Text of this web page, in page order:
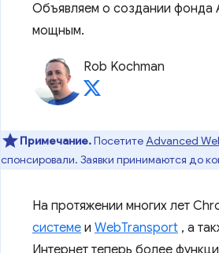
Объявляем о создании фонда
мощным.
Rob Kochman
Примечание.ПосетитеAdvanced
спонсировали. Заявки принимаются до
На протяжении многих лет
системе и WebTransport , а
Интернет теперь более